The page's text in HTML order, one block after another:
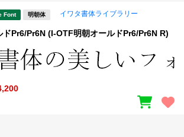
Font 明朝体 イワタ書体ライブラリー
ドPr6/Pr6N (I-OTF明朝オールドPr6/Pr6N R)